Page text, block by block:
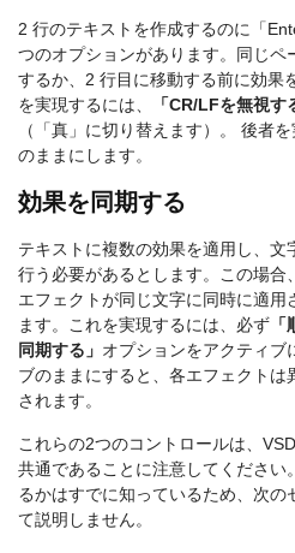
2 行のテキストを作成するのに「
つのオプションがあります。同じペ
するか、2 行目に移動する前に効果
を実現するには、
「CR/LFを無視す
（「真」に切り替えます）。 後者
のままにします。
効果を同期する
テキストに複数の効果を適用し、文
行う必要があるとします。この場合
エフェクトが同じ文字に同時に適用
ます。これを実現するには、必ず
同期する」 オプションをアクティブ
ブのままにすると、各エフェクトは
されます。
これらの2つのコントロールは、
共通であることに注意してください
るかはすでに知っているため、次
て説明しません。